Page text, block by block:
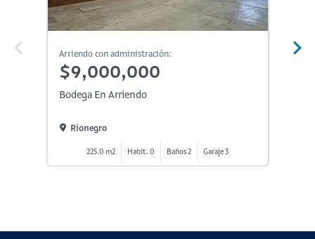
Arriendo con administración:
$9,000,000
Bodega En Arriendo
Rionegro
225.0 m2 Habit. 0 Baños 2 Garaje 3